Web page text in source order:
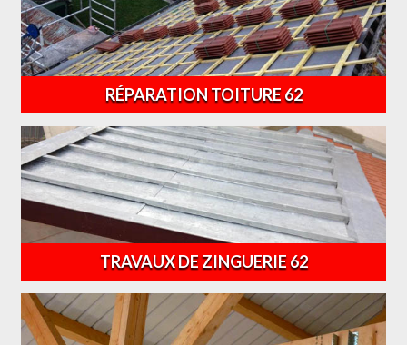
RÉPARATION TOITURE 62
TRAVAUX DE ZINGUERIE 62